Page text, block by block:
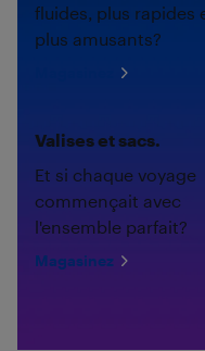
fluides, plus rapides
plus amusants?
Valises et sacs.
Et si chaque voyage
commençait avec
l'ensemble parfait?
Magasinez